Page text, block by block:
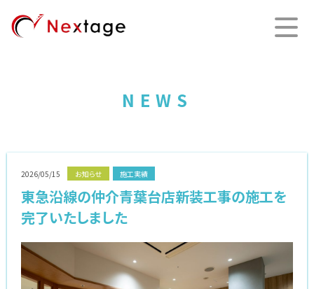
NEWS
2026/05/15 お知らせ 施工実績
東急沿線の仲介青葉台店新装工事の施工を
完了いたしました